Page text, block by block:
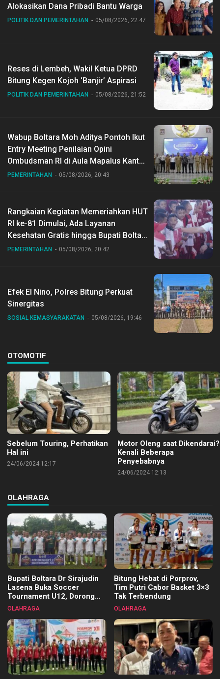
Alokasikan Dana Pribadi Bantu Warga
POLITIK DAN PEMERINTAHAN 05/08/2026, 22:47
Reses di Lembeh, Wakil Ketua DPRD
Bitung Kegen Kojoh ‘Banjir’ Aspirasi
POLITIK DAN PEMERINTAHAN 05/08/2026, 21:52
Wabup Boltara Moh Aditya Pontoh Ikut
Entry Meeting Penilaian Opini
Ombudsman RI di Aula Mapalus Kantur
Gubernur Sulut
PEMERINTAHAN 05/08/2026, 20:43
Rangkaian Kegiatan Memeriahkan HUT
RI ke-81 Dimulai, Ada Layanan
Kesehatan Gratis hingga Bupati Boltara
Dr Sirajudin Lasena Ikut Jalan Sehat
PEMERINTAHAN 05/08/2026, 20:42
Efek El Nino, Polres Bitung Perkuat
Sinergitas
SOSIAL KEMASYARAKATAN 05/08/2026, 19:46
OTOMOTIF
Sebelum Touring, Perhatikan
Hal ini
24/06/2024 12:17
Motor Oleng saat Dikendarai?
Kenali Beberapa
Penyebabnya
24/06/2024 12:13
OLAHRAGA
Bupati Boltara Dr Sirajudin
Lasena Buka Soccer
Tournament U12, Dorong
Pembinaan Merata di Setiap
OLAHRAGA
Bitung Hebat di Porprov,
Tim Putri Cabor Basket 3×3
Tak Terbendung
OLAHRAGA